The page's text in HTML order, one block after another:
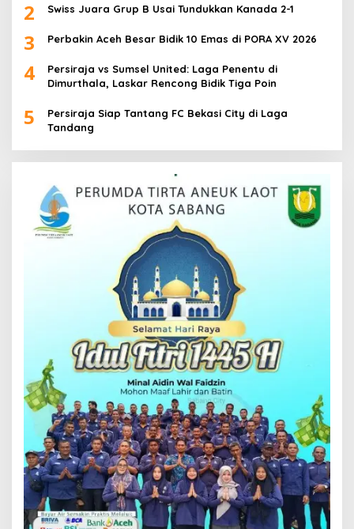
2 Swiss Juara Grup B Usai Tundukkan Kanada 2-1
3 Perbakin Aceh Besar Bidik 10 Emas di PORA XV 2026
4
Persiraja vs Sumsel United: Laga Penentu di
Dimurthala, Laskar Rencong Bidik Tiga Poin
5
Persiraja Siap Tantang FC Bekasi City di Laga
Tandang